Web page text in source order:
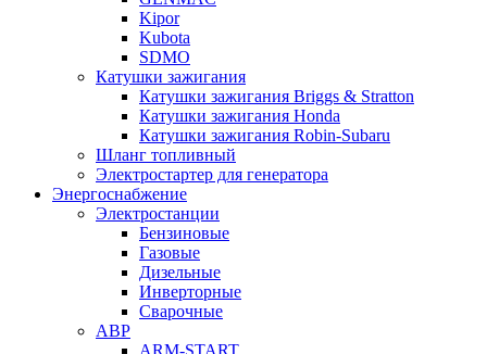
Kipor
Kubota
SDMO
Катушки зажигания
Катушки зажигания Briggs & Stratton
Катушки зажигания Honda
Катушки зажигания Robin-Subaru
Шланг топливный
Электростартер для генератора
Энергоснабжение
Электростанции
Бензиновые
Газовые
Дизельные
Инверторные
Сварочные
АВР
ARM-START